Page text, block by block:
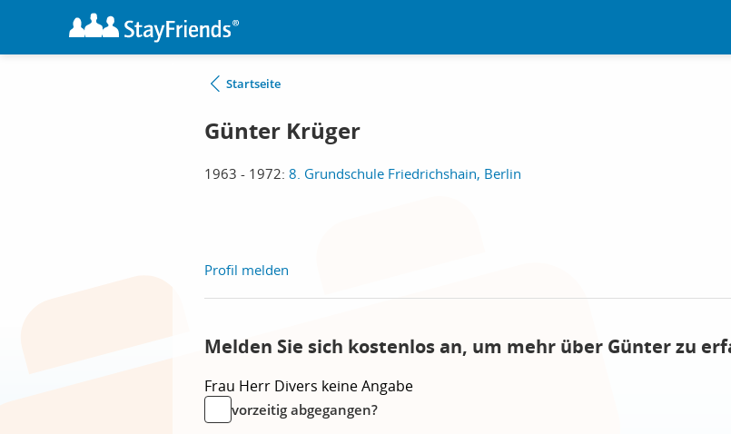
Startseite
Günter Krüger
1963 - 1972: 8. Grundschule Friedrichshain, Berlin
Profil melden
Melden Sie sich kostenlos an, um mehr über Günter zu
Frau Herr Divers keine Angabe
vorzeitig abgegangen?